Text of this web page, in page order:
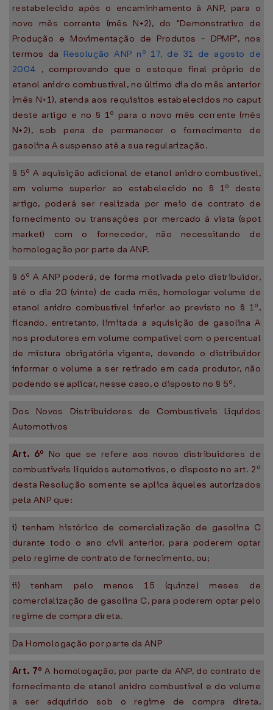
restabelecido após o encaminhamento à ANP, para o
novo mês corrente (mês N+2), do "Demonstrativo de
Produção e Movimentação de Produtos - DPMP", nos
termos da Resolução ANP nº 17, de 31 de agosto de
2004 , comprovando que o estoque final próprio de
etanol anidro combustível, no último dia do mês anterior
(mês N+1), atenda aos requisitos estabelecidos no caput
deste artigo e no § 1º para o novo mês corrente (mês
N+2), sob pena de permanecer o fornecimento de
gasolina A suspenso até a sua regularização.
§ 5º A aquisição adicional de etanol anidro combustível,
em volume superior ao estabelecido no § 1º deste
artigo, poderá ser realizada por meio de contrato de
fornecimento ou transações por mercado à vista (spot
market) com o fornecedor, não necessitando de
homologação por parte da ANP.
§ 6º A ANP poderá, de forma motivada pelo distribuidor,
até o dia 20 (vinte) de cada mês, homologar volume de
etanol anidro combustível inferior ao previsto no § 1º,
ficando, entretanto, limitada a aquisição de gasolina A
nos produtores em volume compatível com o percentual
de mistura obrigatória vigente, devendo o distribuidor
informar o volume a ser retirado em cada produtor, não
podendo se aplicar, nesse caso, o disposto no § 5º.
Dos Novos Distribuidores de Combustíveis Líquidos
Automotivos
Art. 6º No que se refere aos novos distribuidores de
combustíveis líquidos automotivos, o disposto no art. 2º
desta Resolução somente se aplica àqueles autorizados
pela ANP que:
i) tenham histórico de comercialização de gasolina C
durante todo o ano civil anterior, para poderem optar
pelo regime de contrato de fornecimento, ou;
ii) tenham pelo menos 15 (quinze) meses de
comercialização de gasolina C, para poderem optar pelo
regime de compra direta.
Da Homologação por parte da ANP
Art. 7ºA homologação, por parte da ANP, do contrato de
fornecimento de etanol anidro combustível e do volume
a ser adquirido sob o regime de compra direta,